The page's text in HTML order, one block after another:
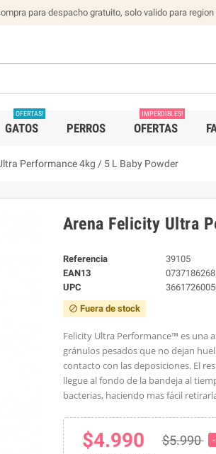
para despacho gratuito, solo valido para
GATOS
OFERTAS!
PERROS OFERTAS
IMPERDIBLES!
Performance 4kg / 5 L Baby Powder
Arena Felicity Ultra
Referencia
39105
EAN13
UPC
block Fuera de stock
Felicity Ultra Performance™ es una
gránulos pesados ​​que no dejan
contacto con las deposiciones. El
llegue al fondo de la bandeja al
bacterias, haciendo mas fácil
$4.990 $5.990